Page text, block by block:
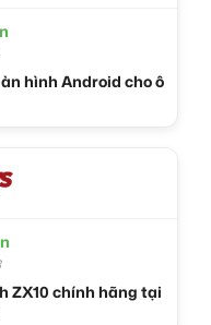
hình Android cho ô
ZX10 chính hãng tại